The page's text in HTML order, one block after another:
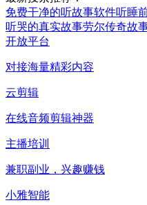
免费干净的听故事软件听睡
听哭的真实故事劳尔传奇故
开放平台
对接海量精彩内容
云剪辑
在线音频剪辑神器
主播培训
兼职副业，兴趣赚钱
小雅智能